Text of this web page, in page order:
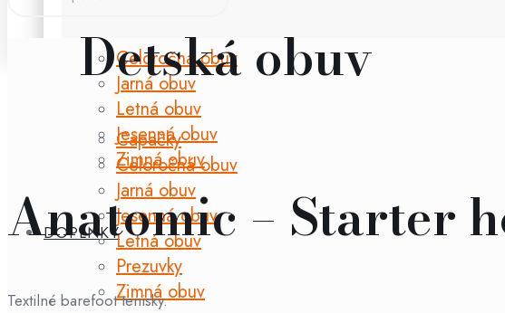
Celoročná obuv
Jarná obuv
Letná obuv
Jesenná obuv
Zimná obuv
DOPLNKY
Detská obuv
Capačky
Celoročná obuv
Jarná obuv
Jesenná obuv
Letná obuv
Prezuvky
Zimná obuv
Anatomic – Starter
Textilné barefoot tenisky.